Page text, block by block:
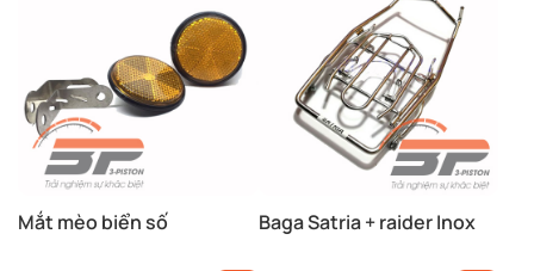
Mắt mèo biển số Baga Satria + raider Inox